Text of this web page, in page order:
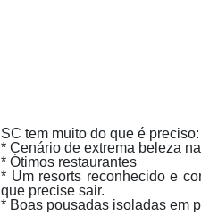
SC tem muito do que é preciso:
* Cenário de extrema beleza
* Ótimos restaurantes
* Um resorts reconhecido e
que precise sair.
* Boas pousadas isoladas em